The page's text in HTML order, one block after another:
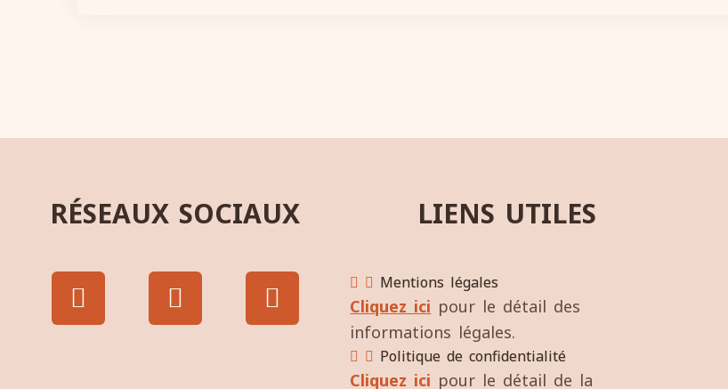
RÉSEAUX SOCIAUX LIENS UTILES
Mentions légales
Cliquez ici pour le détail des
informations légales.
Politique de confidentialité
Cliquez ici pour le détail de la